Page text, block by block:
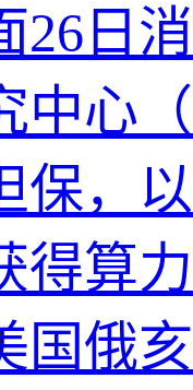
26日
中心
保，
得算
国俄